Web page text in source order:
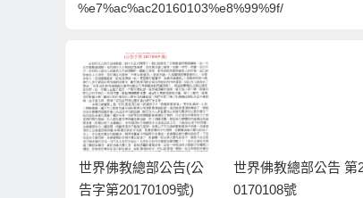
%e7%ac%ac20160103%e8%99%9f/
世界佛教總部公告(公
告字第20170109號)
世界佛教總部公告 第
0170108號